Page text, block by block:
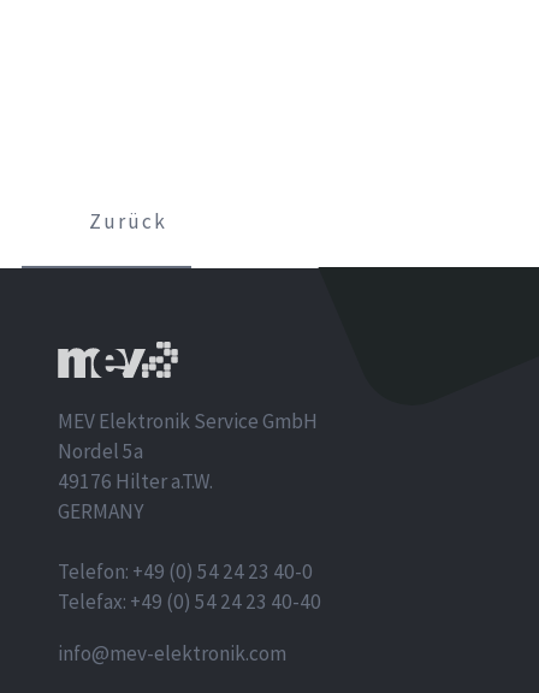
Zurück
MEV Elektronik Service GmbH
Nordel 5a
49176 Hilter a.T.W.
GERMANY
Telefon: +49 (0) 54 24 23 40-0
Telefax: +49 (0) 54 24 23 40-40
info@mev-elektronik.com